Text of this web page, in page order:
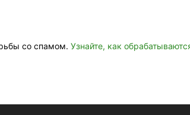
со спамом. Узнайте, как